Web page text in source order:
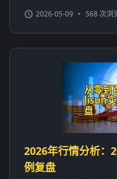
2026-05-09 • 568 次浏
2026年行情分析：
例复盘